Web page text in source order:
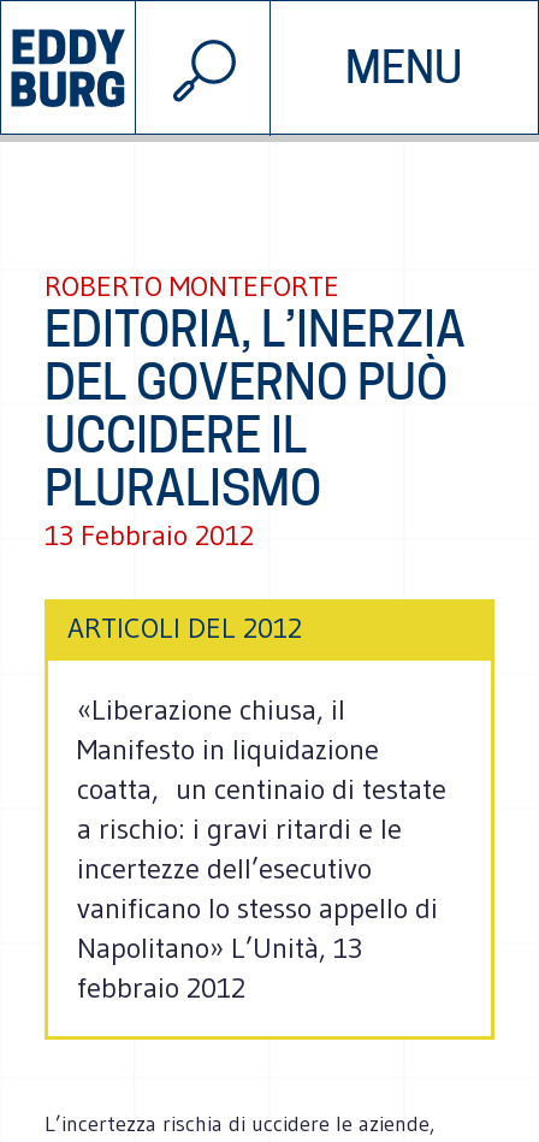
MENU
INIZIATIVE CHI SIAMO
© 2026 EDDYBURG
ROBERTO MONTEFORTE
EDITORIA, L’INERZIA
DEL GOVERNO PUÒ
UCCIDERE IL
PLURALISMO
13 Febbraio 2012
ARTICOLI DEL 2012
«Liberazione chiusa, il
Manifesto in liquidazione
coatta, un centinaio di testate
a rischio: i gravi ritardi e le
incertezze dell’esecutivo
vanificano lo stesso appello di
Napolitano» L’Unità, 13
febbraio 2012
L’incertezza rischia di uccidere le aziende,